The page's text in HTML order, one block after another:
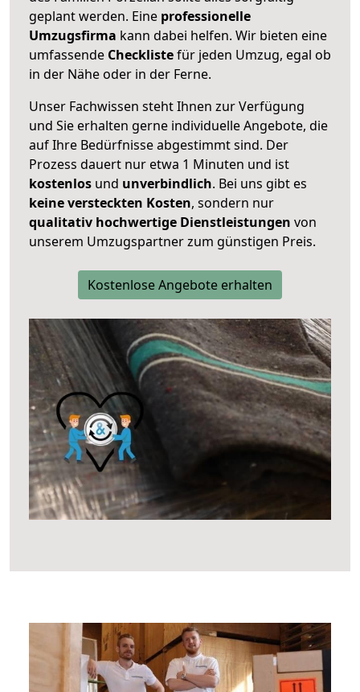
geplant werden. Eine professionelle
Umzugsfirma kann dabei helfen. Wir bieten eine
umfassende Checklistefür jeden Umzug, egal ob
in der Nähe oder in der Ferne.
Unser Fachwissen steht Ihnen zur Verfügung
und Sie erhalten gerne individuelle Angebote, die
auf Ihre Bedürfnisse abgestimmt sind. Der
Prozess dauert nur etwa 1 Minuten und ist
kostenlos und unverbindlich. Bei uns gibt es
keine versteckten Kosten, sondern nur
qualitativ hochwertige Dienstleistungen von
unserem Umzugspartner zum günstigen Preis.
Kostenlose Angebote erhalten